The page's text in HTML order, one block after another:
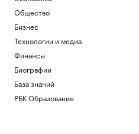
Общество
Бизнес
Технологии и медиа
Финансы
Биографии
База знаний
РБК Образование